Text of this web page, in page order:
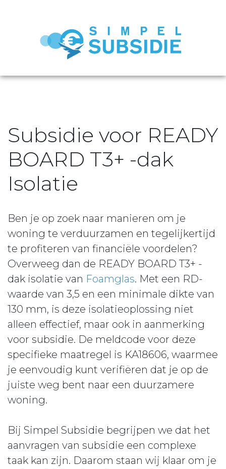
Subsidie voor READY
BOARD T3+ -dak
Isolatie
Ben je op zoek naar manieren om je
woning te verduurzamen en tegelijkertijd
te profiteren van financiële voordelen?
Overweeg dan de READY BOARD T3+ -
dak isolatie van Foamglas. Met een RD-
waarde van 3,5 en een minimale dikte van
130 mm, is deze isolatieoplossing niet
alleen effectief, maar ook in aanmerking
voor subsidie. De meldcode voor deze
specifieke maatregel is KA18606, waarmee
je eenvoudig kunt verifiëren dat je op de
juiste weg bent naar een duurzamere
woning.
Bij Simpel Subsidie begrijpen we dat het
aanvragen van subsidie een complexe
taak kan zijn. Daarom staan wij klaar om je